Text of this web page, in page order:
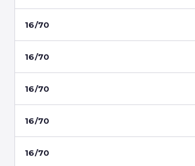
16/70
16/70
16/70
16/70
16/70